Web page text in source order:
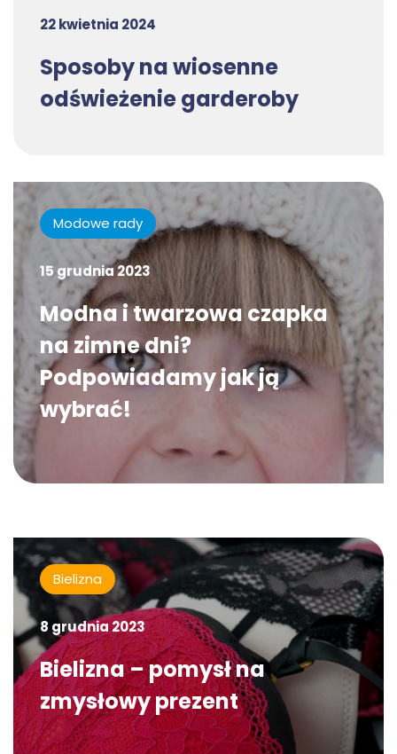
22 kwietnia 2024
Sposoby na wiosenne
odświeżenie garderoby
Modowe rady
15 grudnia 2023
Modna i twarzowa czapka
na zimne dni?
Podpowiadamy jak ją
wybrać!
Bielizna
8 grudnia 2023
Bielizna – pomysł na
zmysłowy prezent